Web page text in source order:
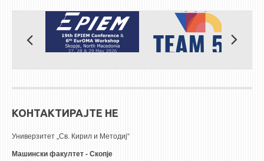
КОНТАКТИРАЈТЕ НЕ
Универзитет „Св. Кирил и Методиј“
Машински факултет - Скопје